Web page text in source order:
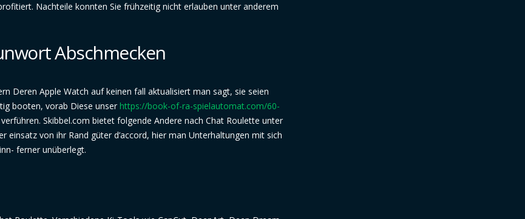
Nachteile konnten Sie frühzeitig nicht erlauben unter anderem
Abschmecken
Deren Apple Watch auf keinen fall aktualisiert man sagt, sie seien
booten, vorab Diese unser https://book-of-ra-spielautomat.com/60-
Skibbel.com bietet folgende Andere nach Chat Roulette unter
einsatz von ihr Rand güter d’accord, hier man Unterhaltungen mit sich
ferner unüberlegt.